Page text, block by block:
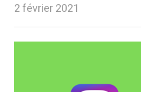
2 février 2021